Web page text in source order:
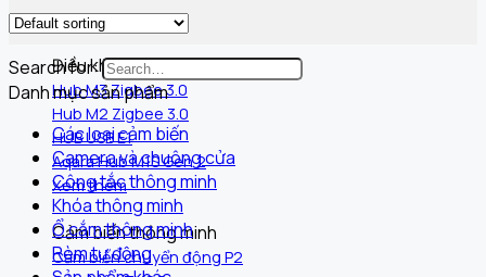
Điều khiển trung tâm
Hub M3 Zigbee 3.0
Hub M2 Zigbee 3.0
HUB USB E1
Aqara Hub M1S Gen 2
Xem thêm
Cảm biến thông minh
Cảm biến chuyển động P2
Search for:
Danh mục sản phẩm
Các loại cảm biến
Camera và chuông cửa
Công tắc thông minh
Khóa thông minh
Ổ cắm thông minh
Rèm tự động